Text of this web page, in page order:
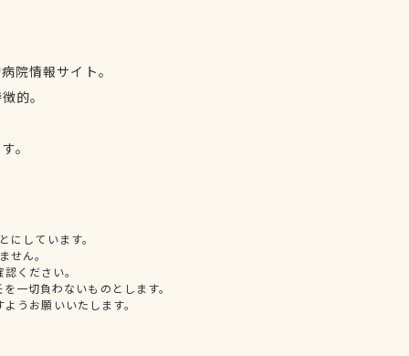
院情報サイト。
的。
。
しています。
せん。
ください。
一切負わないものとします。
うお願いいたします。